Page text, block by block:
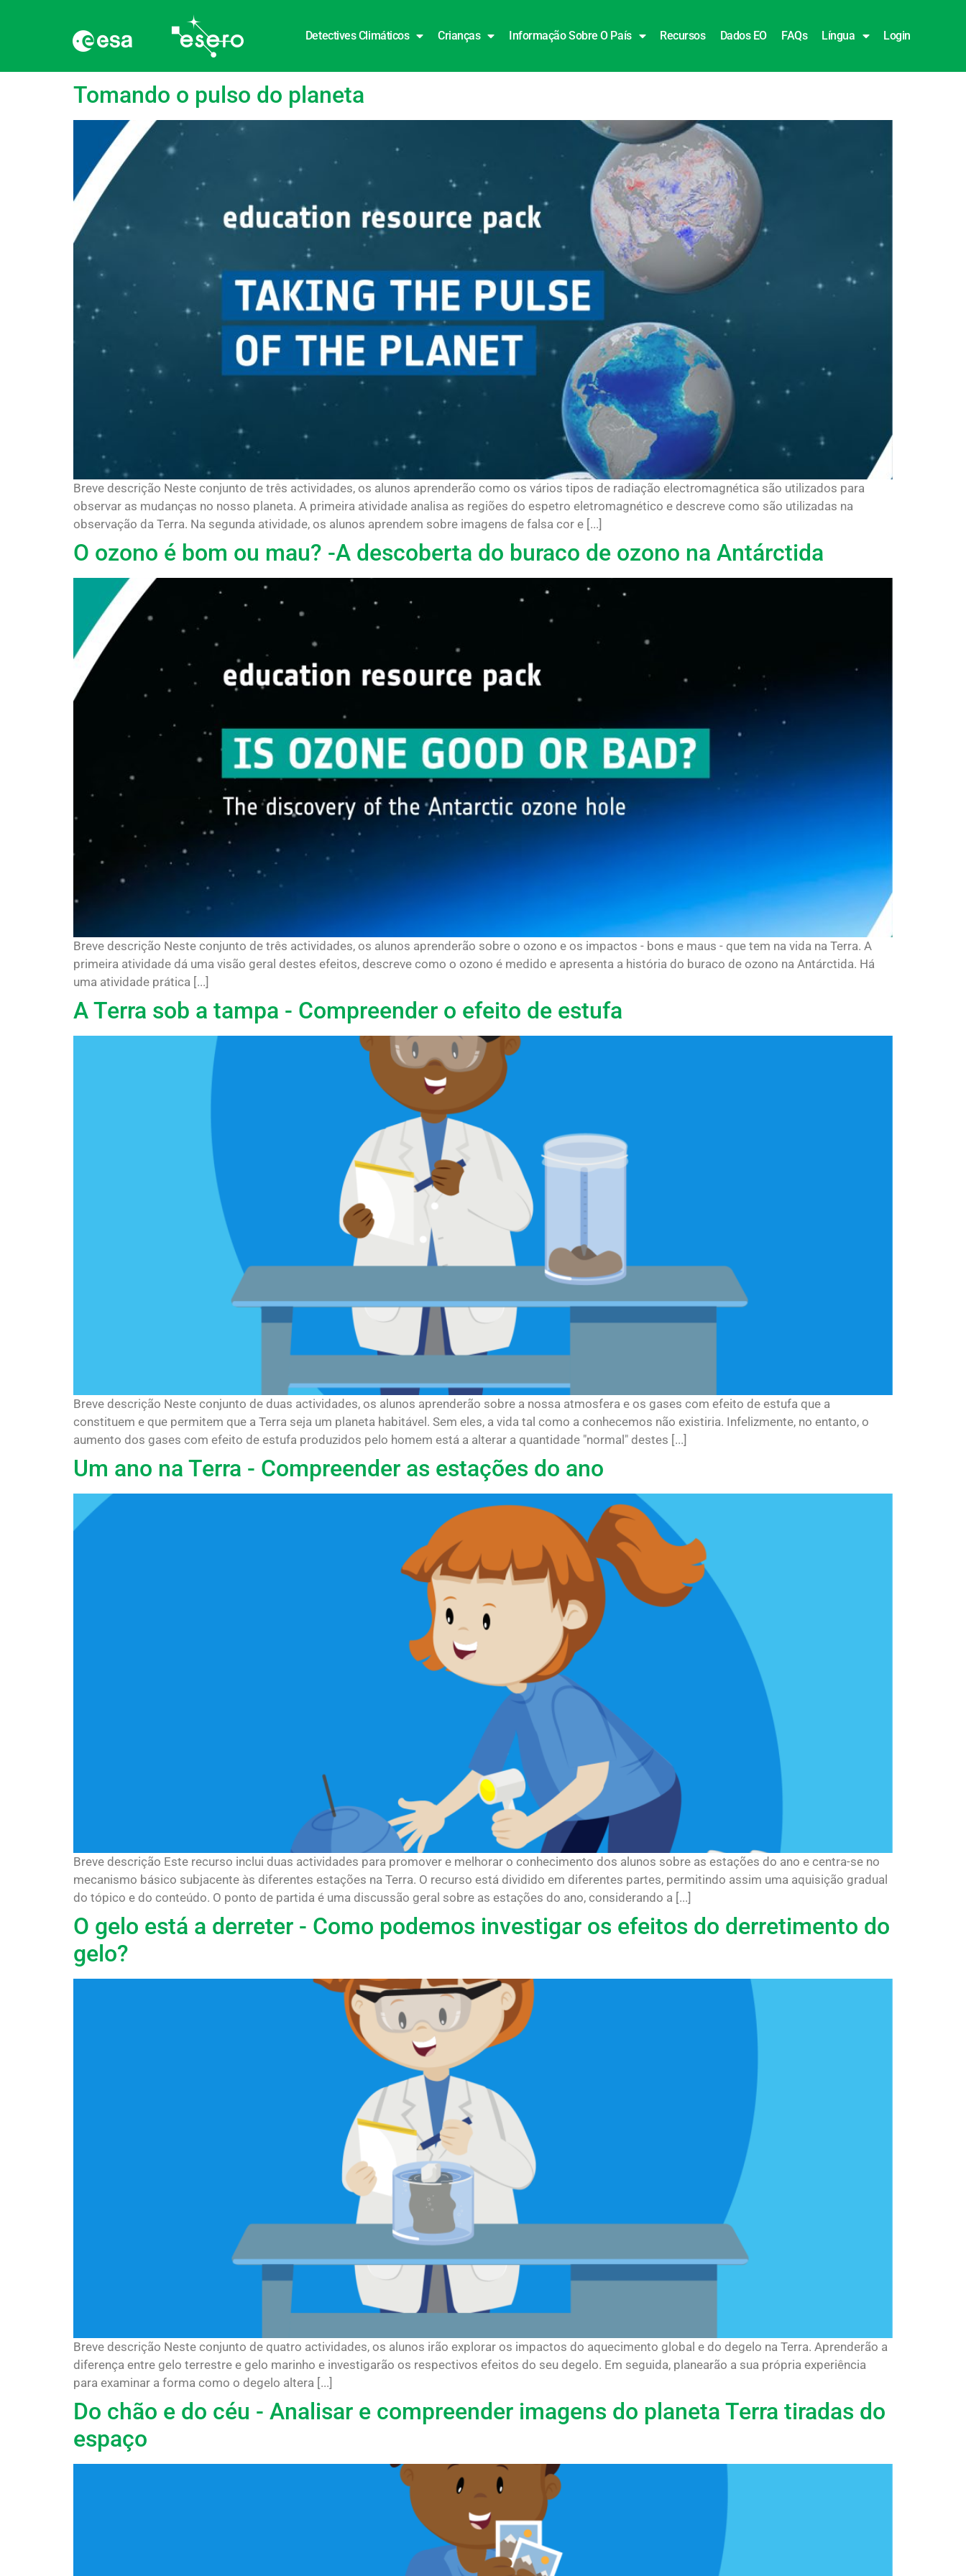
Detectives Climáticos Crianças Informação Sobre O País Recursos Dados EO FAQs Língua Login
Etiqueta:Satélites
Tomando o pulso do planeta
Breve descrição Neste conjunto de três actividades, os alunos aprenderão como os vários tipos de radiação electromagnética são utilizados para
observar as mudanças no nosso planeta. A primeira atividade analisa as regiões do espetro eletromagnético e descreve como são utilizadas na
observação da Terra. Na segunda atividade, os alunos aprendem sobre imagens de falsa cor e [...]
O ozono é bom ou mau? -A descoberta do buraco de ozono na Antárctida
Breve descrição Neste conjunto de três actividades, os alunos aprenderão sobre o ozono e os impactos - bons e maus - que tem na vida na Terra. A
primeira atividade dá uma visão geral destes efeitos, descreve como o ozono é medido e apresenta a história do buraco de ozono na Antárctida. Há
uma atividade prática [...]
A Terra sob a tampa - Compreender o efeito de estufa
Breve descrição Neste conjunto de duas actividades, os alunos aprenderão sobre a nossa atmosfera e os gases com efeito de estufa que a
constituem e que permitem que a Terra seja um planeta habitável. Sem eles, a vida tal como a conhecemos não existiria. Infelizmente, no entanto, o
aumento dos gases com efeito de estufa produzidos pelo homem está a alterar a quantidade "normal" destes [...]
Um ano na Terra - Compreender as estações do ano
Breve descrição Este recurso inclui duas actividades para promover e melhorar o conhecimento dos alunos sobre as estações do ano e centra-se no
mecanismo básico subjacente às diferentes estações na Terra. O recurso está dividido em diferentes partes, permitindo assim uma aquisição gradual
do tópico e do conteúdo. O ponto de partida é uma discussão geral sobre as estações do ano, considerando a [...]
O gelo está a derreter - Como podemos investigar os efeitos do derretimento do
gelo?
Breve descrição Neste conjunto de quatro actividades, os alunos irão explorar os impactos do aquecimento global e do degelo na Terra. Aprenderão a
diferença entre gelo terrestre e gelo marinho e investigarão os respectivos efeitos do seu degelo. Em seguida, planearão a sua própria experiência
para examinar a forma como o degelo altera [...]
Do chão e do céu - Analisar e compreender imagens do planeta Terra tiradas do
espaço